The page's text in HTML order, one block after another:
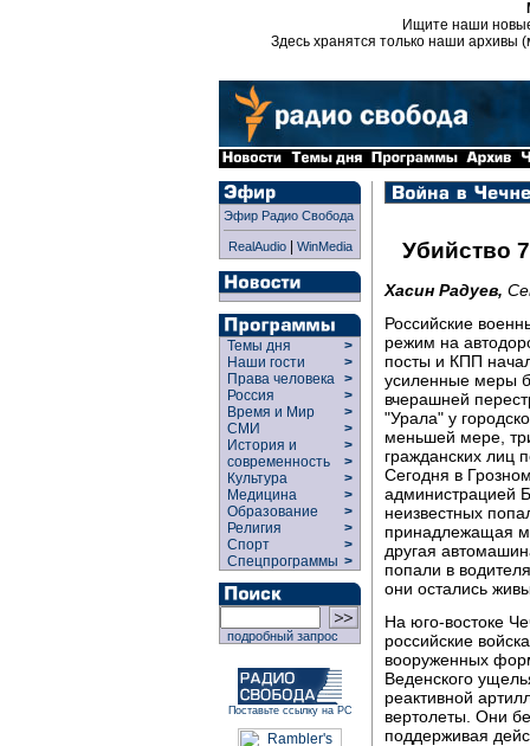
Ищите наши
Здесь хранятся только наши архивы
Эфир Радио Свобода
RealAudio| WinMedia
Темы дня
>
Наши гости
>
Права человека >
Россия
>
Время и Мир
>
СМИ
>
История и
современность
>
>
Культура
>
Медицина
>
Образование
>
Религия
>
Спорт
>
Спецпрограммы >
подробный запрос
Поставьте ссылку на РС
Убийство
Хасин Радуев,
Российские
режим на
посты и КПП
усиленные меры
вчерашней
"Урала" у
меньшей мере,
гражданских лиц
Сегодня в
администрацией
неизвестных
принадлежащая
другая
попали в
они остались
На юго-востоке
российские
вооруженных
Веденского
реактивной
вертолеты. Они
поддерживая